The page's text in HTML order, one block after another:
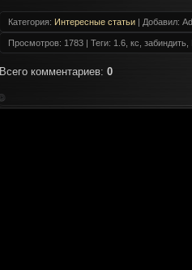
Категория: Интересные статьи | Добавил:
Просмотров: 1783 | Теги: 1.6, кс, забиндить,
Всего комментариев: 0